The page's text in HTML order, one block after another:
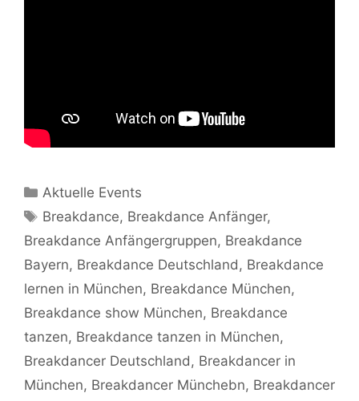
Kategorien
Aktuelle Events
Schlagwörter
Breakdance, Breakdance Anfänger,
Breakdance Anfängergruppen, Breakdance
Bayern, Breakdance Deutschland , Breakdance
lernen in München, Breakdance München,
Breakdance show München, Breakdance
tanzen, Breakdance tanzen in München,
Breakdancer Deutschland , Breakdancer in
München, Breakdancer Münchebn, Breakdancer